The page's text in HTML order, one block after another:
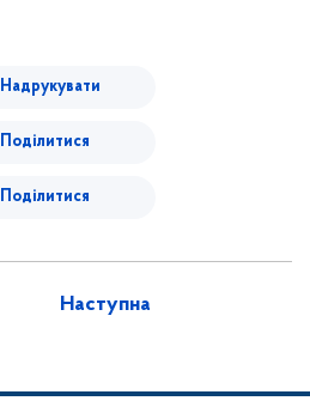
Надрукувати
Поділитися
Поділитися
Наступна